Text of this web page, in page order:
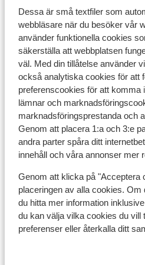
Dessa är små textfiler som
webbläsare när du besöker vår
använder funktionella cookies
säkerställa att webbplatsen
väl. Med din tillåtelse använder
också analytiska cookies för att
preferenscookies för att komma
lämnar och
marknadsföringsprestanda och
Genom att placera 1:a och 3:e
andra parter spåra ditt
innehåll och våra annonser mer
Genom att klicka på "Acceptera
placeringen av alla cookies.
du hitta mer information
du kan välja vilka cookies du vill
preferenser eller återkalla ditt
- ID är obligatoriskt för barn
- För personer under 18 år
ett undertecknat uttalande
vårdgivaren. Detta kan begäras.
- Resedokumenten måste
vistelsen i Portugal.
- Om du inte har en svensk
vi att du kontaktar
- Att ha rätt och giltiga
ansvar.
Observera!